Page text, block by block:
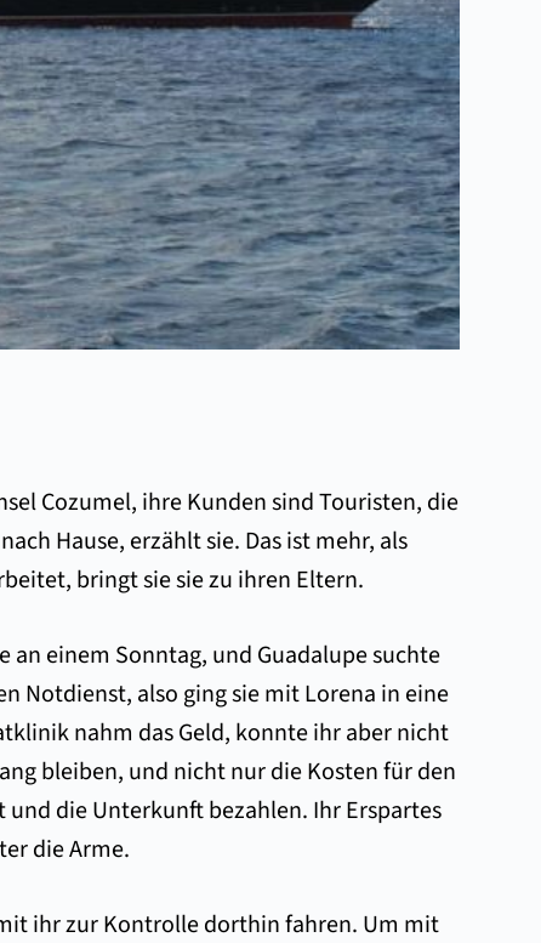
Cozumel, ihre Kunden sind Touristen, die
Hause, erzählt sie. Das ist mehr, als
bringt sie sie zu ihren Eltern.
an einem Sonntag, und Guadalupe suchte
Notdienst, also ging sie mit Lorena in eine
nahm das Geld, konnte ihr aber nicht
bleiben, und nicht nur die Kosten für den
die Unterkunft bezahlen. Ihr Erspartes
die Arme.
ihr zur Kontrolle dorthin fahren. Um mit